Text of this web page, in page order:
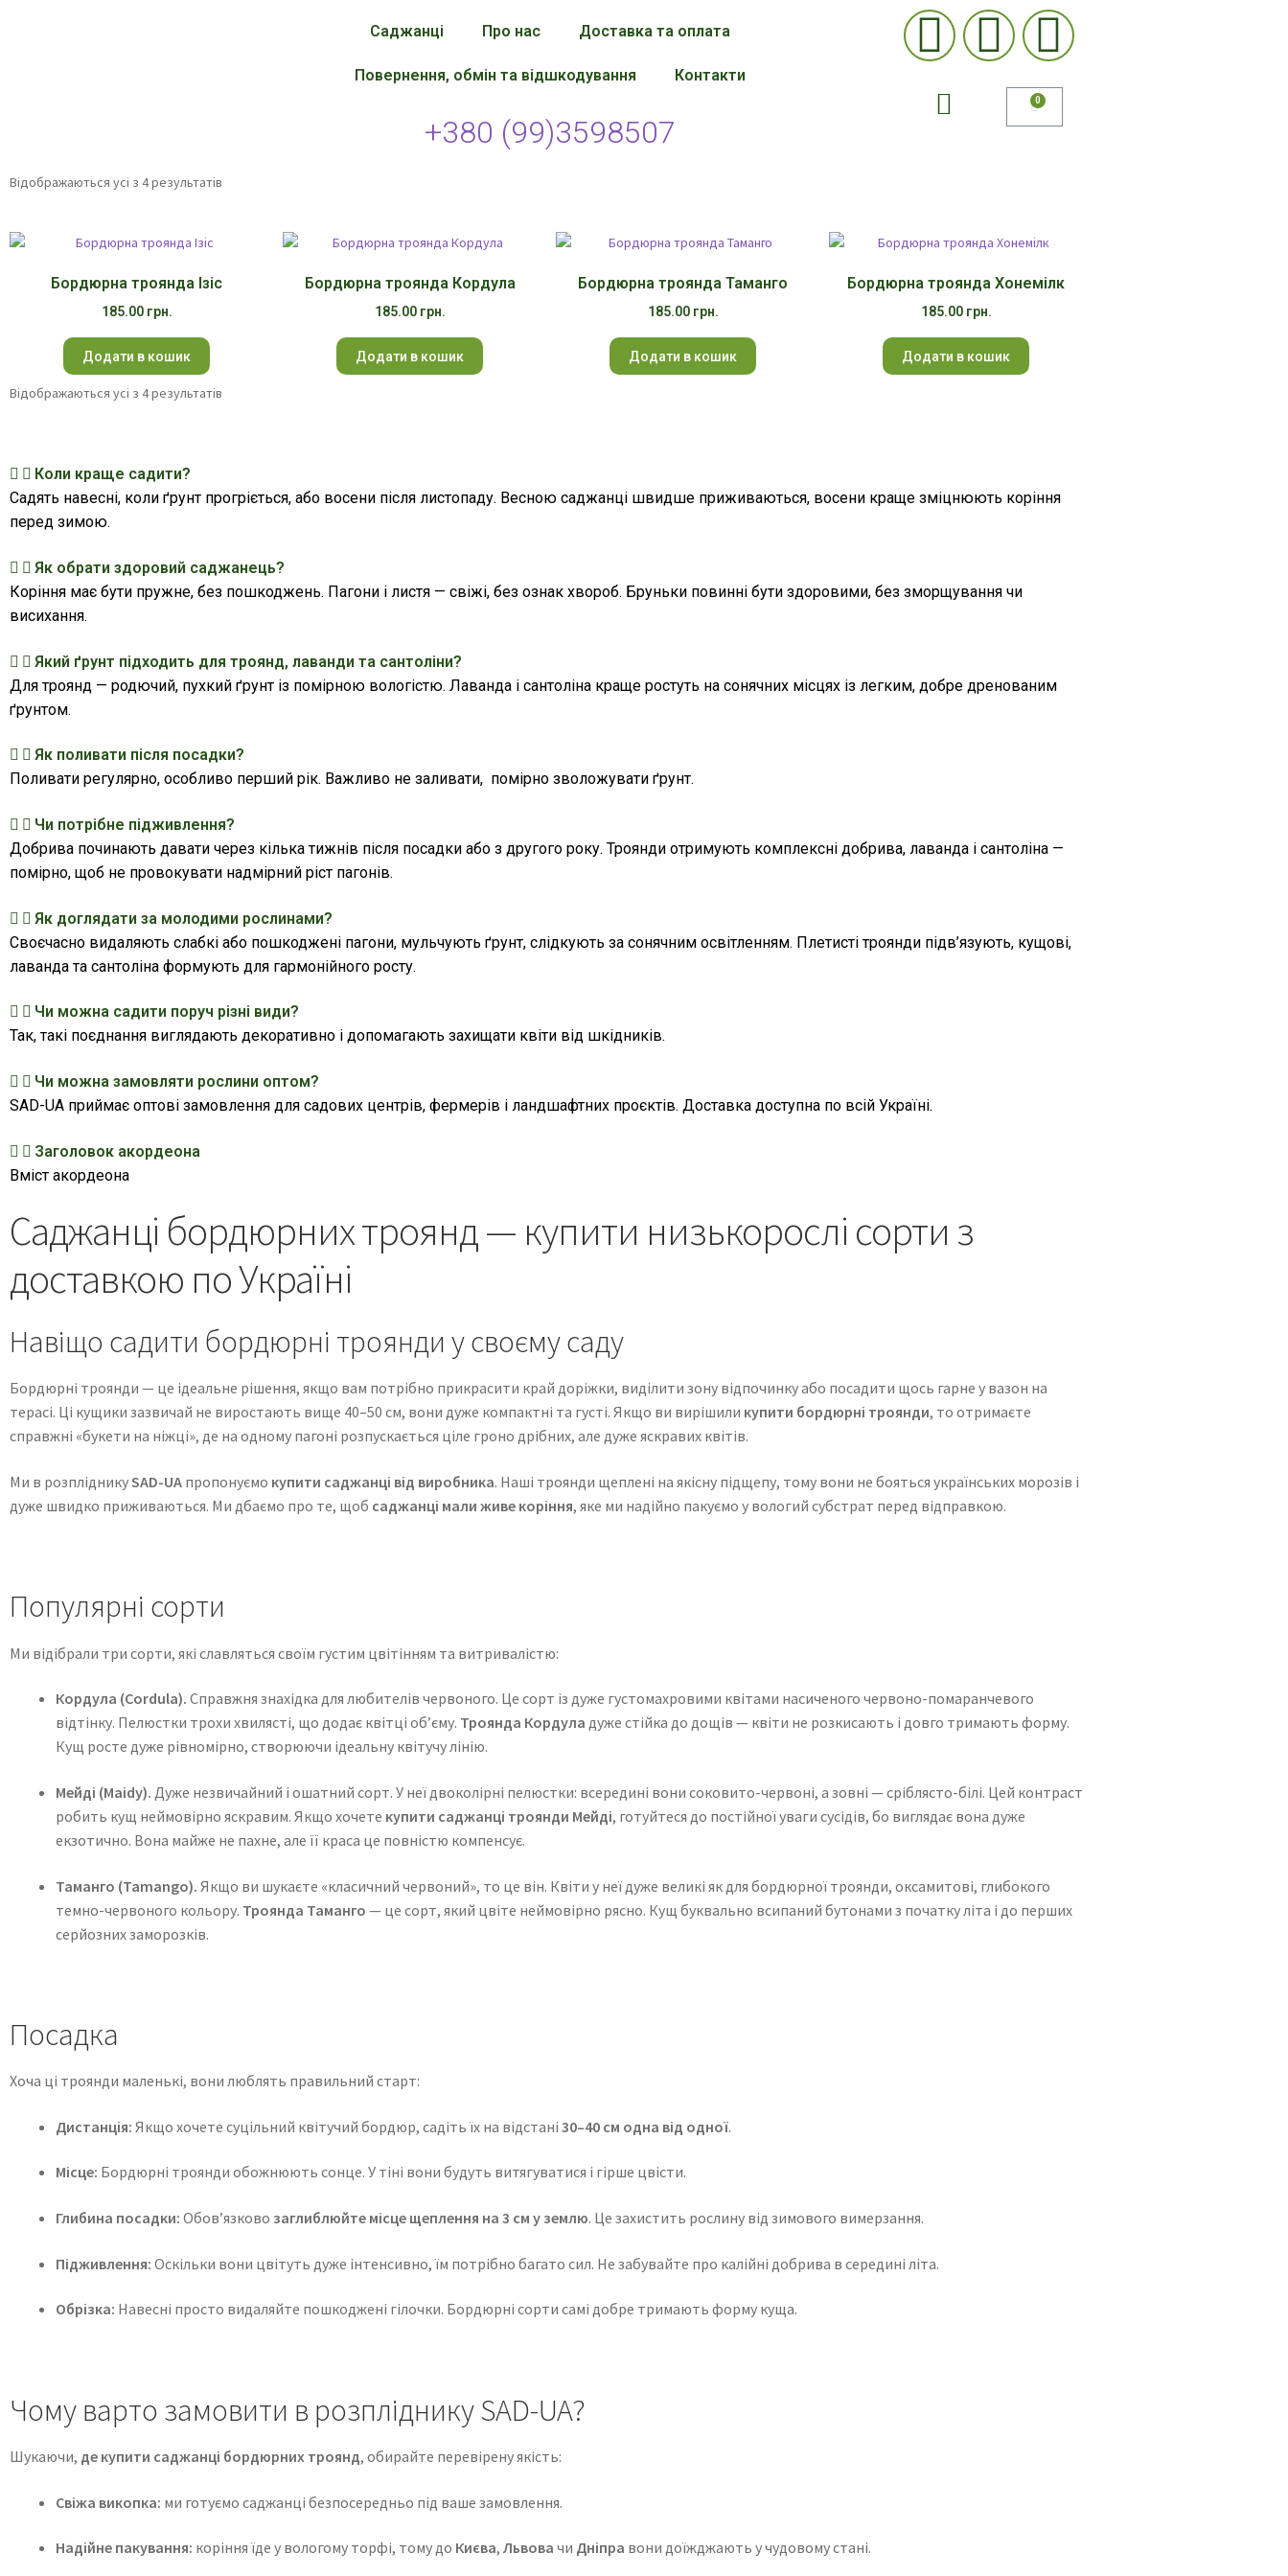
Саджанці Про нас Доставка та оплата
Повернення, обмін та відшкодування Контакти
+380 (99)3598507
Відображаються усі з 4 результатів
Бордюрна троянда Ізіс
185.00 грн.
Додати в кошик
Бордюрна троянда Кордула
185.00 грн.
Додати в кошик
Бордюрна троянда Таманго
185.00 грн.
Додати в кошик
Бордюрна троянда Хонемілк
185.00 грн.
Додати в кошик
Відображаються усі з 4 результатів
Коли краще садити?
Садять навесні, коли ґрунт прогріється, або восени після листопаду. Весною саджанці швидше приживаються, восени краще зміцнюють коріння
перед зимою.
Як обрати здоровий саджанець?
Коріння має бути пружне, без пошкоджень. Пагони і листя — свіжі, без ознак хвороб. Бруньки повинні бути здоровими, без зморщування чи
висихання.
Який ґрунт підходить для троянд, лаванди та сантоліни?
Для троянд — родючий, пухкий ґрунт із помірною вологістю. Лаванда і сантоліна краще ростуть на сонячних місцях із легким, добре дренованим
ґрунтом.
Як поливати після посадки?
Поливати регулярно, особливо перший рік. Важливо не заливати, помірно зволожувати ґрунт.
Чи потрібне підживлення?
Добрива починають давати через кілька тижнів після посадки або з другого року. Троянди отримують комплексні добрива, лаванда і сантоліна —
помірно, щоб не провокувати надмірний ріст пагонів.
Як доглядати за молодими рослинами?
Своєчасно видаляють слабкі або пошкоджені пагони, мульчують ґрунт, слідкують за сонячним освітленням. Плетисті троянди підв’язують, кущові,
лаванда та сантоліна формують для гармонійного росту.
Чи можна садити поруч різні види?
Так, такі поєднання виглядають декоративно і допомагають захищати квіти від шкідників.
Чи можна замовляти рослини оптом?
SAD-UA приймає оптові замовлення для садових центрів, фермерів і ландшафтних проєктів. Доставка доступна по всій Україні.
Заголовок акордеона
Вміст акордеона
Саджанці бордюрних троянд — купити низькорослі сорти з
доставкою по Україні
Навіщо садити бордюрні троянди у своєму саду
Бордюрні троянди — це ідеальне рішення, якщо вам потрібно прикрасити край доріжки, виділити зону відпочинку або посадити щось гарне у вазон на
терасі. Ці кущики зазвичай не виростають вище 40–50 см, вони дуже компактні та густі. Якщо ви вирішили купити бордюрні троянди, то отримаєте
справжні «букети на ніжці», де на одному пагоні розпускається ціле гроно дрібних, але дуже яскравих квітів.
Ми в розплідникуSAD-UA пропонуємо купити саджанці від виробника. Наші троянди щеплені на якісну підщепу, тому вони не бояться українських морозів і
дуже швидко приживаються. Ми дбаємо про те, щоб саджанці мали живе коріння, яке ми надійно пакуємо у вологий субстрат перед відправкою.
Популярні сорти
Ми відібрали три сорти, які славляться своїм густим цвітінням та витривалістю:
Кордула (Cordula). Справжня знахідка для любителів червоного. Це сорт із дуже густомахровими квітами насиченого червоно-помаранчевого
відтінку. Пелюстки трохи хвилясті, що додає квітці об’єму. Троянда Кордула дуже стійка до дощів — квіти не розкисають і довго тримають форму.
Кущ росте дуже рівномірно, створюючи ідеальну квітучу лінію.
Мейді (Maidy). Дуже незвичайний і ошатний сорт. У неї двоколірні пелюстки: всередині вони соковито-червоні, а зовні — сріблясто-білі. Цей контраст
робить кущ неймовірно яскравим. Якщо хочете купити саджанці троянди Мейді, готуйтеся до постійної уваги сусідів, бо виглядає вона дуже
екзотично. Вона майже не пахне, але її краса це повністю компенсує.
Таманго (Tamango). Якщо ви шукаєте «класичний червоний», то це він. Квіти у неї дуже великі як для бордюрної троянди, оксамитові, глибокого
темно-червоного кольору. Троянда Таманго — це сорт, який цвіте неймовірно рясно. Кущ буквально всипаний бутонами з початку літа і до перших
серйозних заморозків.
Посадка
Хоча ці троянди маленькі, вони люблять правильний старт:
Дистанція: Якщо хочете суцільний квітучий бордюр, садіть їх на відстані 30–40 см одна від одної.
Місце: Бордюрні троянди обожнюють сонце. У тіні вони будуть витягуватися і гірше цвісти.
Глибина посадки: Обов’язково заглиблюйте місце щеплення на 3 см у землю. Це захистить рослину від зимового вимерзання.
Підживлення: Оскільки вони цвітуть дуже інтенсивно, їм потрібно багато сил. Не забувайте про калійні добрива в середині літа.
Обрізка: Навесні просто видаляйте пошкоджені гілочки. Бордюрні сорти самі добре тримають форму куща.
Чому варто замовити в розпліднику SAD-UA?
Шукаючи, де купити саджанці бордюрних троянд, обирайте перевірену якість:
Свіжа викопка: ми готуємо саджанці безпосередньо під ваше замовлення.
Надійне пакування: коріння їде у вологому торфі, тому до Києва, Львова чи Дніпра вони доїжджають у чудовому стані.